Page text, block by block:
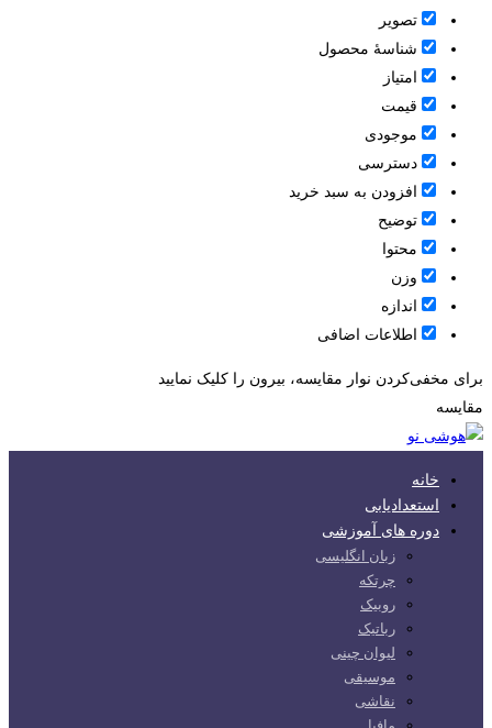
تصویر
شناسۀ محصول
امتیاز
قيمت
موجودی
دسترسی
افزودن به سبد خرید
توضیح
محتوا
وزن
اندازه
اطلاعات اضافی
برای مخفی‌کردن نوار مقایسه، بیرون را کلیک نمایید
مقایسه
خانه
استعدادیابی
دوره های آموزشی
زبان انگلیسی
چرتکه
روبیک
رباتیک
لیوان چینی
موسیقی
نقاشی